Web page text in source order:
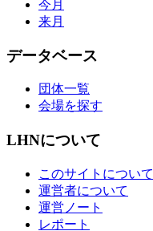
今月
来月
データベース
団体一覧
会場を探す
LHNについて
このサイトについて
運営者について
運営ノート
レポート